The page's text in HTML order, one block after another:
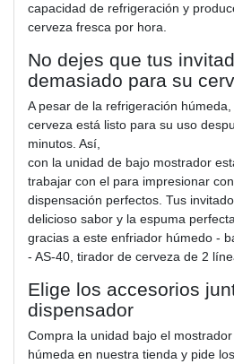
capacidad de refrigeración y
cerveza fresca por hora.
No dejes que tus
demasiado para su
A pesar de la refrigeración
cerveza está listo para su uso
minutos. Así,
con la unidad de bajo mostrador
trabajar con el para impresionar
dispensación perfectos. Tus
delicioso sabor y la espuma
gracias a este enfriador húmedo -
- AS-40, tirador de cerveza de 2
Elige los accesorios
dispensador
Compra la unidad bajo el
húmeda en nuestra tienda y pide